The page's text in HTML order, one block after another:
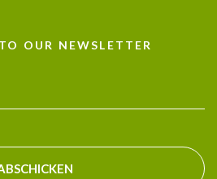
OUR NEWSLETTER